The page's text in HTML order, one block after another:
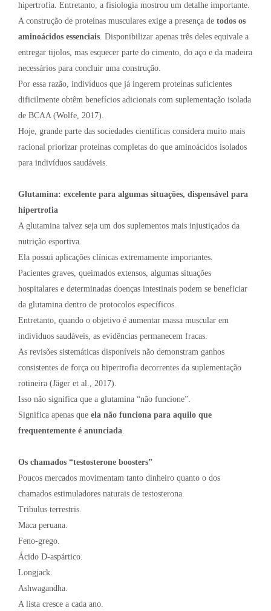
hipertrofia. Entretanto, a fisiologia mostrou um detalhe importante.
A construção de proteínas musculares exige a presença de todos os
aminoácidos essenciais. Disponibilizar apenas três deles equivale a
entregar tijolos, mas esquecer parte do cimento, do aço e da madeira
necessários para concluir uma construção.
Por essa razão, indivíduos que já ingerem proteínas suficientes
dificilmente obtêm benefícios adicionais com suplementação isolada
de BCAA (Wolfe, 2017).
Hoje, grande parte das sociedades científicas considera muito mais
racional priorizar proteínas completas do que aminoácidos isolados
para indivíduos saudáveis.
Glutamina: excelente para algumas situações, dispensável para
hipertrofia
A glutamina talvez seja um dos suplementos mais injustiçados da
nutrição esportiva.
Ela possui aplicações clínicas extremamente importantes.
Pacientes graves, queimados extensos, algumas situações
hospitalares e determinadas doenças intestinais podem se beneficiar
da glutamina dentro de protocolos específicos.
Entretanto, quando o objetivo é aumentar massa muscular em
indivíduos saudáveis, as evidências permanecem fracas.
As revisões sistemáticas disponíveis não demonstram ganhos
consistentes de força ou hipertrofia decorrentes da suplementação
rotineira (Jäger et al., 2017).
Isso não significa que a glutamina “não funcione”.
Significa apenas que ela não funciona para aquilo que
frequentemente é anunciada.
Os chamados “testosterone boosters”
Poucos mercados movimentam tanto dinheiro quanto o dos
chamados estimuladores naturais de testosterona.
Tribulus terrestris.
Maca peruana.
Feno-grego.
Ácido D-aspártico.
Longjack.
Ashwagandha.
A lista cresce a cada ano.